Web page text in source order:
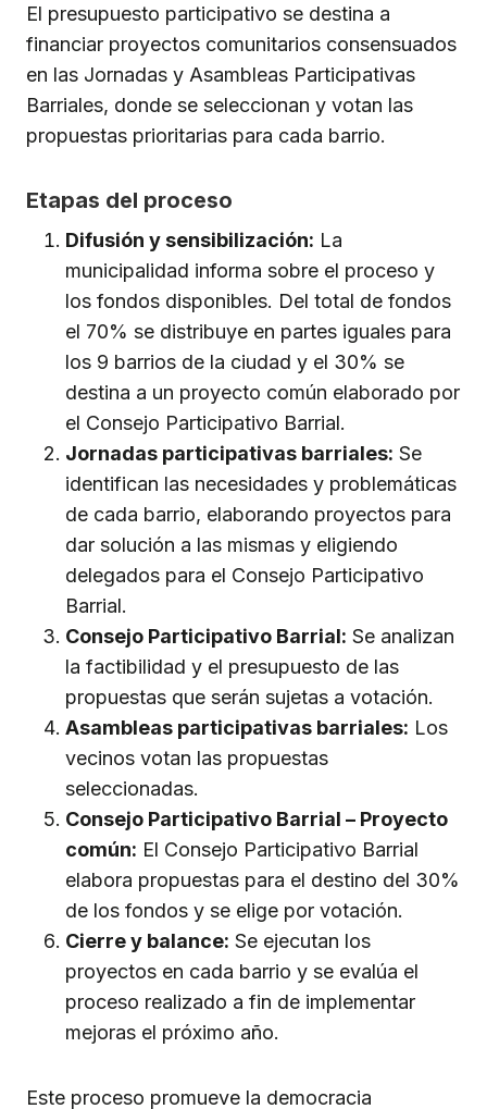
El presupuesto participativo se destina a
financiar proyectos comunitarios consensuados
en las Jornadas y Asambleas Participativas
Barriales, donde se seleccionan y votan las
propuestas prioritarias para cada barrio.
Etapas del proceso
Difusión y sensibilización: La
municipalidad informa sobre el proceso y
los fondos disponibles. Del total de fondos
el 70% se distribuye en partes iguales para
los 9 barrios de la ciudad y el 30% se
destina a un proyecto común elaborado por
el Consejo Participativo Barrial.
Jornadas participativas barriales: Se
identifican las necesidades y problemáticas
de cada barrio, elaborando proyectos para
dar solución a las mismas y eligiendo
delegados para el Consejo Participativo
Barrial.
Consejo Participativo Barrial: Se analizan
la factibilidad y el presupuesto de las
propuestas que serán sujetas a votación.
Asambleas participativas barriales: Los
vecinos votan las propuestas
seleccionadas.
Consejo Participativo Barrial – Proyecto
común: El Consejo Participativo Barrial
elabora propuestas para el destino del 30%
de los fondos y se elige por votación.
Cierre y balance: Se ejecutan los
proyectos en cada barrio y se evalúa el
proceso realizado a fin de implementar
mejoras el próximo año.
Este proceso promueve la democracia